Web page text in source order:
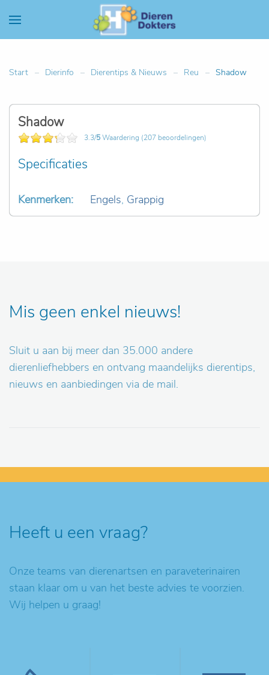
Start Dierinfo Dierentips & Nieuws Reu Shadow
Shadow
3.3/5Waardering (207 beoordelingen)
Specificaties
Kenmerken: Engels, Grappig
Mis geen enkel nieuws!
Sluit u aan bij meer dan 35.000 andere
dierenliefhebbers en ontvang maandelijks dierentips,
nieuws en aanbiedingen via de mail.
Heeft u een vraag?
Onze teams van dierenartsen en paraveterinairen
staan klaar om u van het beste advies te voorzien.
Wij helpen u graag!